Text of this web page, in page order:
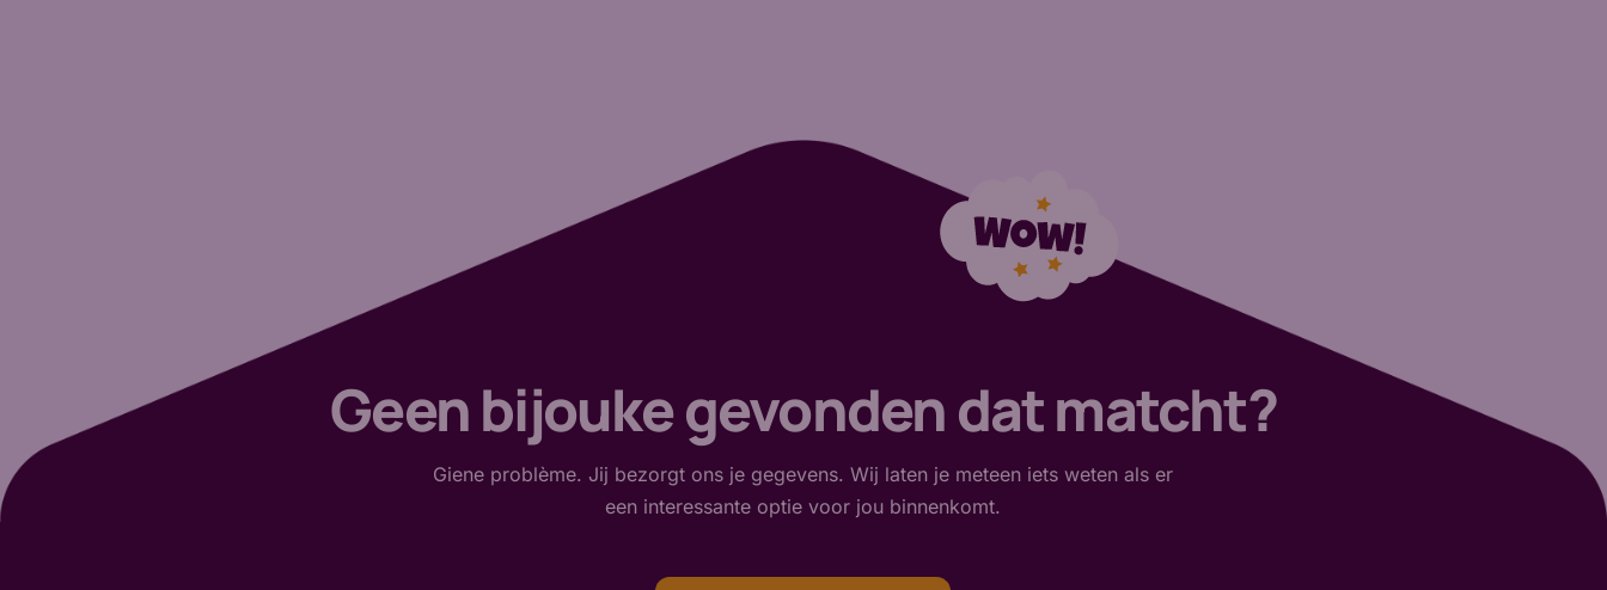
Geen bijouke gevonden dat matcht?
Giene problème. Jij bezorgt ons je gegevens. Wij laten je meteen iets weten als er
een interessante optie voor jou binnenkomt.